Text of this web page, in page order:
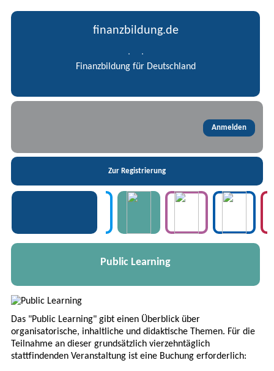
finanzbildung.de
Finanzbildung für Deutschland
Public Learning
Das "Public Learning" gibt einen Überblick über
organisatorische, inhaltliche und didaktische Themen. Für die
Teilnahme an dieser grundsätzlich vierzehntäglich
stattfindenden Veranstaltung ist eine Buchung erforderlich: